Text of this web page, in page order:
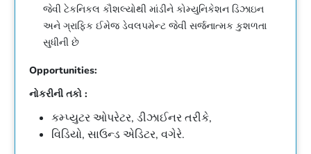
જેવી ટેકનિકલ કૌશલ્યોથી માંડીને કોમ્યુનિકેશન ડિઝાઇન
અને ગ્રાફિક ઈમેજ ડેવલપમેન્ટ જેવી સર્જનાત્મક કુશળતા
સુધીની છે
Opportunities:
નોકરીની તકો :
કમ્પ્યુટર ઓપરેટર, ડીઝાઈનર તરીકે,
વિડિયો, સાઉન્ડ એડિટર, વગેરે.